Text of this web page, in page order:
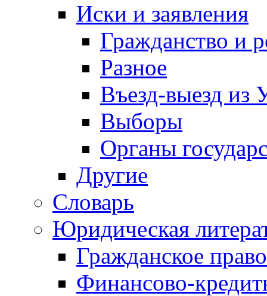
Иски и заявления
Гражданство и
Разное
Въезд-выезд из
Выборы
Органы
Другие
Словарь
Юридическая
Гражданское право
Финансово-